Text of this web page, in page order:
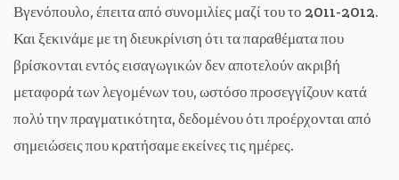
Βγενόπουλο, έπειτα από συνομιλίες μαζί του το 2011-2012.
Και ξεκινάμε με τη διευκρίνιση ότι τα παραθέματα που
βρίσκονται εντός εισαγωγικών δεν αποτελούν ακριβή
μεταφορά των λεγομένων του, ωστόσο προσεγγίζουν κατά
πολύ την πραγματικότητα, δεδομένου ότι προέρχονται από
σημειώσεις που κρατήσαμε εκείνες τις ημέρες.